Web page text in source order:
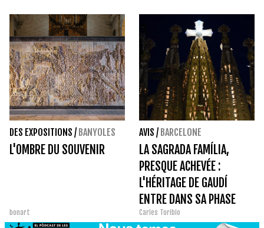
DES EXPOSITIONS / BANYOLES
L'OMBRE DU SOUVENIR
bonart
AVIS / BARCELONE
LA SAGRADA FAMÍLIA,
PRESQUE ACHEVÉE :
L'HÉRITAGE DE GAUDÍ
ENTRE DANS SA PHASE
DÉCISIVE
Carles Toribio